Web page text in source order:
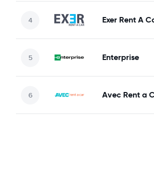
Exer Rent A
Enterprise
Avec Rent a